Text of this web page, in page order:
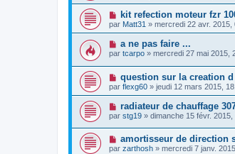
kit refection moteur fzr
par Matt31 » mercredi 22 avr. 2015,
a ne pas faire ...
par tcarpo » mercredi 27 mai 2015,
question sur la creation
par flexg60 » jeudi 12 mars 2015,
radiateur de chauffage
par stg19 » dimanche 15 févr. 2015,
amortisseur de direction
par zarthosh » mercredi 7 janv.